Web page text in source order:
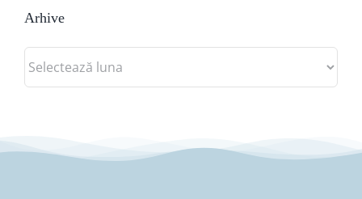
Arhive
Arhive